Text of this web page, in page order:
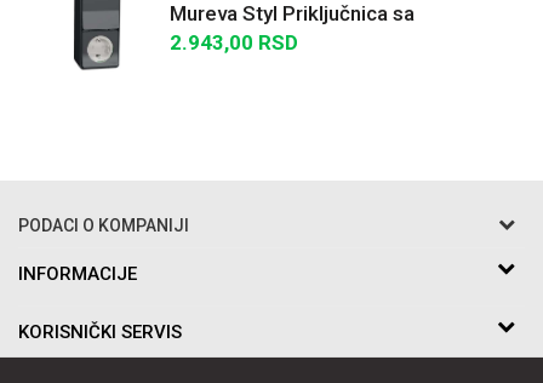
Mureva Styl Priključnica sa
zaštitom + naizmenični prekidač
2.943,00 RSD
PODACI O KOMPANIJI
Razo DOO
Bakarska br.5
INFORMACIJE
KORISNIČKI SERVIS